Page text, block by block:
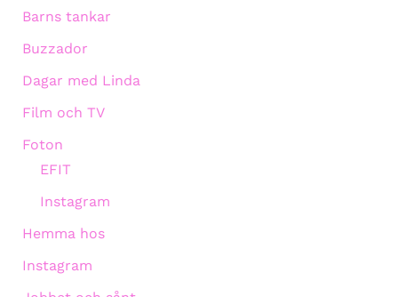
Barns tankar
Buzzador
Dagar med Linda
Film och TV
Foton
EFIT
Instagram
Hemma hos
Instagram